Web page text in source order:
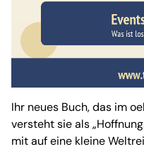
Ihr neues Buch, das im
versteht sie als
mit auf eine kleine